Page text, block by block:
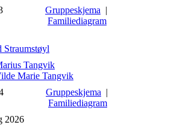
Gruppeskjema |
Familiediagram
Straumstøyl
Tangvik
Marie Tangvik
Gruppeskjema |
Familiediagram
2026